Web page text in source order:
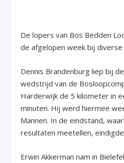
De lopers van Bos Bedden
de afgelopen week bij
Dennis Brandenburg liep bij
wedstrijd van de
Harderwijk de 5 kilometer in
minuten. Hij werd hiermee
Mannen. In de eindstand,
resultaten meetellen,
Erwin Akkerman nam in